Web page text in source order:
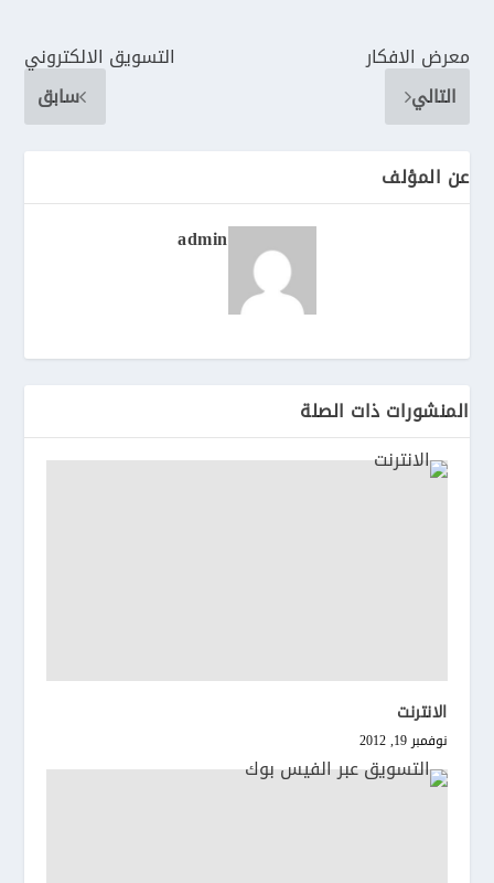
التسويق الالكتروني
سابق
معرض الافكار
التالي
عن المؤلف
admin
المنشورات ذات الصلة
الانترنت
نوفمبر 19, 2012